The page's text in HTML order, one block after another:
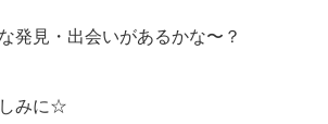
発見・出会いがあるかな〜？
みに☆